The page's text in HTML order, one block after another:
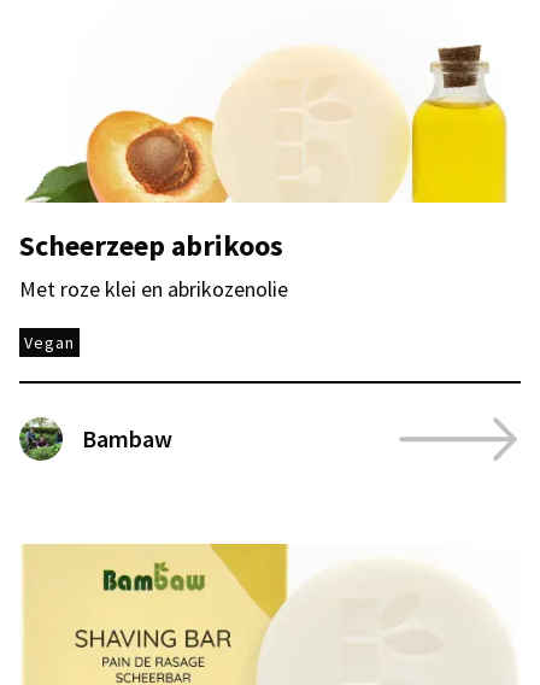
Scheerzeep abrikoos
Met roze klei en abrikozenolie
Vegan
Bambaw